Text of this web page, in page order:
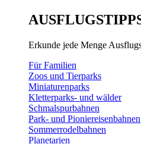
Erkunde jede Menge
Für Familien
Zoos und Tierparks
Miniaturenparks
Kletterparks- und wälder
Schmalspurbahnen
Park- und Pioniereisenbahnen
Sommerrodelbahnen
Planetarien